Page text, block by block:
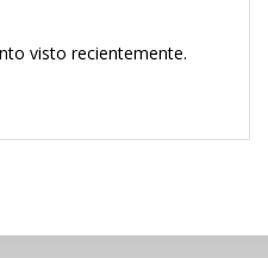
visto recientemente.